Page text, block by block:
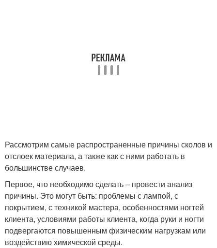
Рассмотрим самые распространенные причины сколов и
отслоек материала, а также как с ними работать в
большинстве случаев.
Первое, что необходимо сделать – провести анализ
причины. Это могут быть: проблемы с лампой, с
покрытием, с техникой мастера, особенностями ногтей
клиента, условиями работы клиента, когда руки и ногти
подвергаются повышенным физическим нагрузкам или
воздействию химической среды.